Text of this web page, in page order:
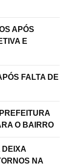
APÓS
E
FALTA DE
O BAIRRO
DEIXA
NA